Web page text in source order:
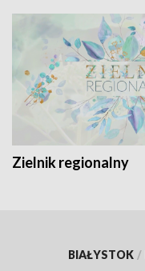
Zielnik regionalny
BIAŁYSTOK /